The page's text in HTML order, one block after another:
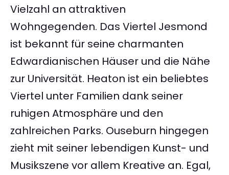
Vielzahl an attraktiven
Wohngegenden. Das Viertel Jesmond
ist bekannt für seine charmanten
Edwardianischen Häuser und die Nähe
zur Universität. Heaton ist ein beliebtes
Viertel unter Familien dank seiner
ruhigen Atmosphäre und den
zahlreichen Parks. Ouseburn hingegen
zieht mit seiner lebendigen Kunst- und
Musikszene vor allem Kreative an. Egal,